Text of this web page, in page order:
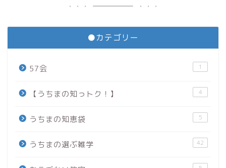
●カテゴリー
57会 1
【うちまの知っトク！】 4
うちまの知恵袋 5
うちまの選ぶ雑学 42